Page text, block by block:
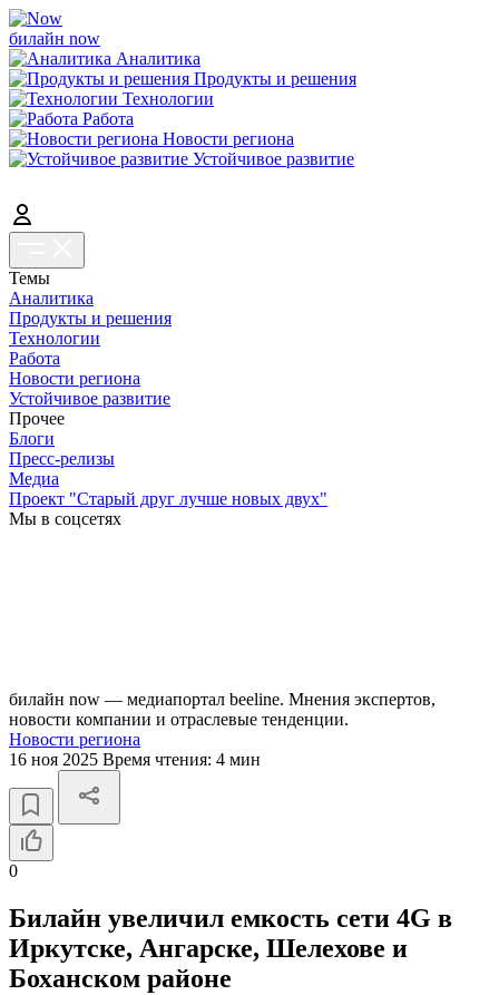
билайн now
Аналитика
Продукты и решения
Технологии
Работа
Новости региона
Устойчивое развитие
Темы
Аналитика
Продукты и решения
Технологии
Работа
Новости региона
Устойчивое развитие
Прочее
Блоги
Пресс-релизы
Медиа
Проект "Старый друг лучше новых двух"
Мы в соцсетях
билайн now — медиапортал beeline. Мнения экспертов,
новости компании и отраслевые тенденции.
Новости региона
16 ноя 2025 Время чтения: 4 мин
0
Билайн увеличил емкость сети 4G в
Иркутске, Ангарске, Шелехове и
Боханском районе